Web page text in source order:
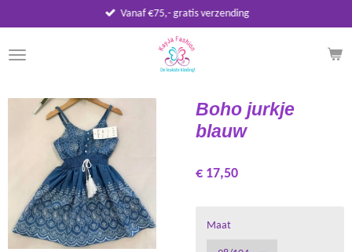
direct
naar
de
Vanaf €75,- gratis verzending
Boho jurkje
blauw
€ 17,50
Maat